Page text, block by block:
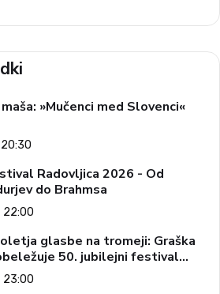
»Mučenci med Slovenci«
Radovljica 2026 - Od
do Brahmsa
22:00
glasbe na tromeji: Graška
50. jubilejni festival
zabavne glasbe
23:00